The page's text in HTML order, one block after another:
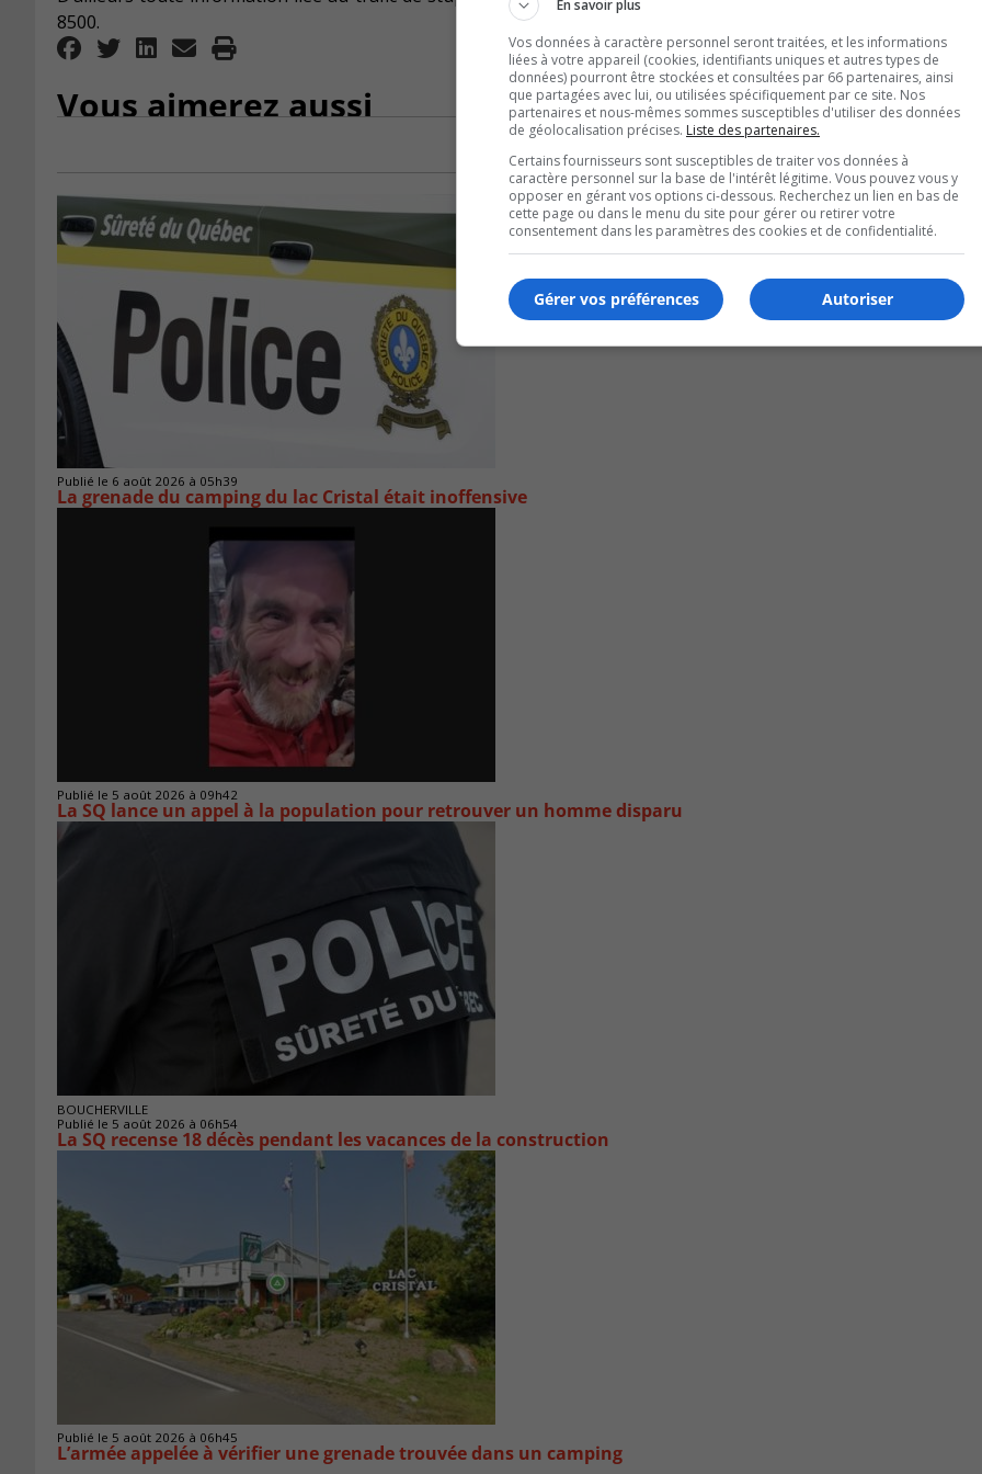
8500.
Vous aimerez aussi
Publié le 6 août 2026 à 05h39
La grenade du camping du lac Cristal était inoffensive
Publié le 5 août 2026 à 09h42
La SQ lance un appel à la population pour retrouver un homme disparu
BOUCHERVILLE
Publié le 5 août 2026 à 06h54
La SQ recense 18 décès pendant les vacances de la construction
Publié le 5 août 2026 à 06h45
L’armée appelée à vérifier une grenade trouvée dans un camping
En savoir plus
Vos données à caractère personnel seront traitées, et les informations
liées à votre appareil (cookies, identifiants uniques et autres types de
données) pourront être stockées et consultées par 66 partenaires, ainsi
que partagées avec lui, ou utilisées spécifiquement par ce site. Nos
partenaires et nous-mêmes sommes susceptibles d'utiliser des données
de géolocalisation précises. Liste des partenaires.
Certains fournisseurs sont susceptibles de traiter vos données à
caractère personnel sur la base de l'intérêt légitime. Vous pouvez vous y
opposer en gérant vos options ci-dessous. Recherchez un lien en bas de
cette page ou dans le menu du site pour gérer ou retirer votre
consentement dans les paramètres des cookies et de confidentialité.
Autoriser
Gérer vos préférences